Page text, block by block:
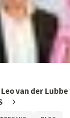
van der